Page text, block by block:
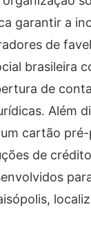
garantir a
de
brasileira
de
Além
cartão
de crédito